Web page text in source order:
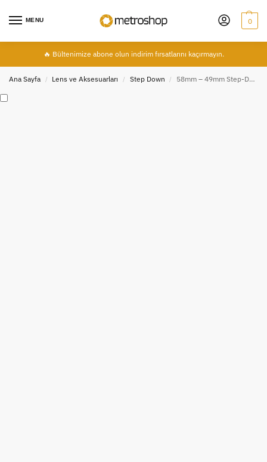
MENU 0
🔥 Bültenimize abone olun indirim fırsatlarını kaçırmayın.
Ana Sayfa / Lens ve Aksesuarları / Step Down / 58mm – 49mm Step-Down Ring Filtre Adaptörü 58-49mm